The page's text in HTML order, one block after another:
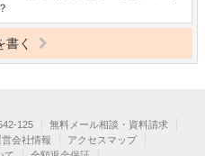
書く
125
無料メール相談・資料請求
営会社情報
アクセスマップ